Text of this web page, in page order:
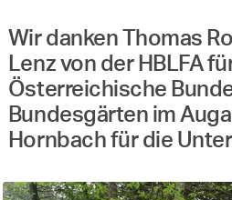
Wir danken Thomas
Lenz von der HBLFA
Österreichische
Bundesgärten im
Hornbach für die